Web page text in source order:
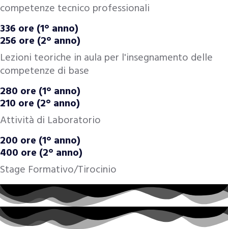
competenze tecnico professionali
336 ore (1° anno)
256 ore (2° anno)
Lezioni teoriche in aula per l'insegnamento delle
competenze di base
280 ore (1° anno)
210 ore (2° anno)
Attività di Laboratorio
200 ore (1° anno)
400 ore (2° anno)
Stage Formativo/Tirocinio